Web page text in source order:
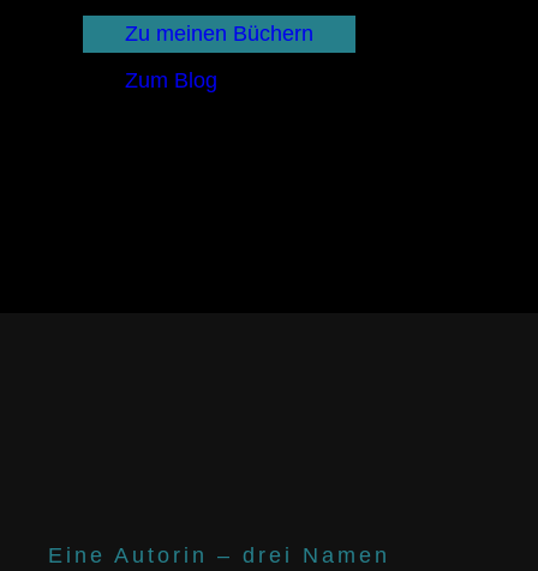
Zu meinen Büchern
Zum Blog
Eine Autorin – drei Namen